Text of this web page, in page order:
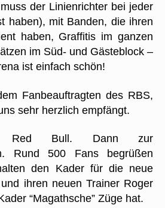
der Linienrichter bei jeder
haben), mit Banden, die ihren
haben, Graffitis im ganzen
im Süd- und Gästeblock –
ist einfach schön!
Fanbeauftragten des RBS,
sehr herzlich empfängt.
Red Bull. Dann zur
Rund 500 Fans begrüßen
den Kader für die neue
ihren neuen Trainer Roger
“Magathsche” Züge hat.